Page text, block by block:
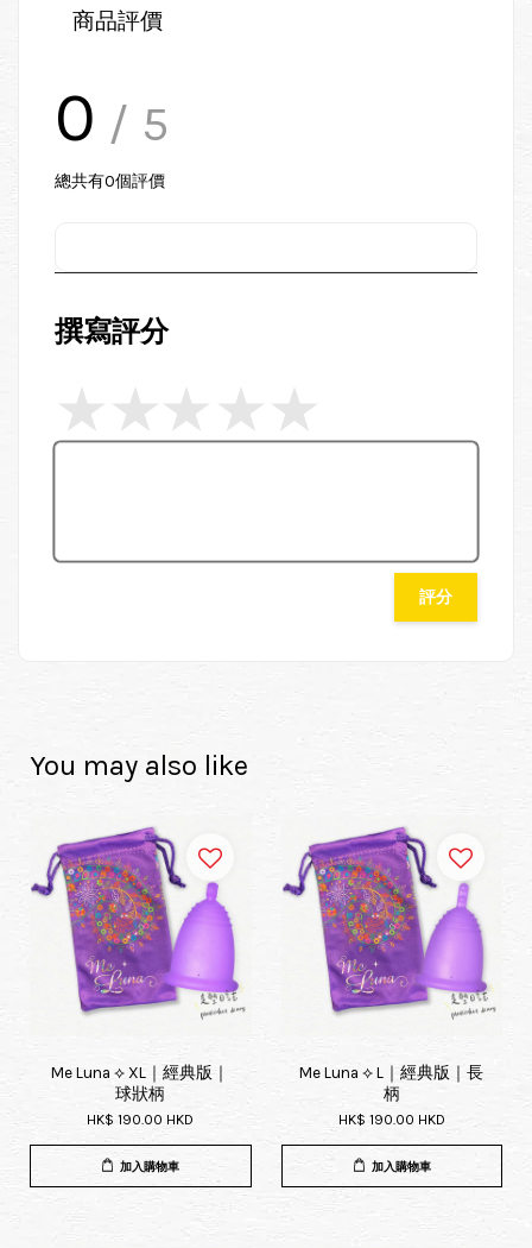
商品評價
0 / 5
總共有0個評價
撰寫評分
評分
You may also like
Me Luna ⟡ XL｜經典版｜
球狀柄
HK$ 190.00 HKD
加入購物車
Me Luna ⟡ L｜經典版｜長
柄
HK$ 190.00 HKD
加入購物車